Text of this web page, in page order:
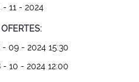
- 11 - 2024
- 09 - 2024 15:30
- 10 - 2024 12:00